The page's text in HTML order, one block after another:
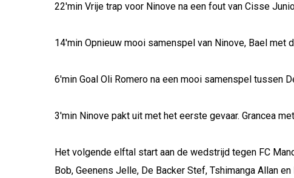
22'min Vrije trap voor Ninove na een fout van Cisse
14'min Opnieuw mooi samenspel van Ninove, Bael met
6'min Goal Oli Romero na een mooi samenspel tussen
3'min Ninove pakt uit met het eerste gevaar. Grancea
Het volgende elftal start aan de wedstrijd tegen FC
Bob, Geenens Jelle, De Backer Stef, Tshimanga Allan